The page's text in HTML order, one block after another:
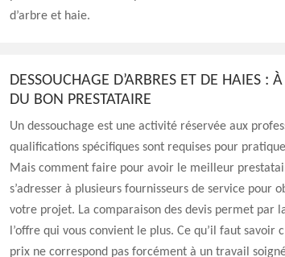
d’arbre et haie.
DESSOUCHAGE D’ARBRES ET DE HAIES :
DU BON PRESTATAIRE
Un dessouchage est une activité réservée aux
qualifications spécifiques sont requises pour
Mais comment faire pour avoir le meilleur
s’adresser à plusieurs fournisseurs de service pour
votre projet. La comparaison des devis permet par
l’offre qui vous convient le plus. Ce qu’il faut savoir
prix ne correspond pas forcément à un travail